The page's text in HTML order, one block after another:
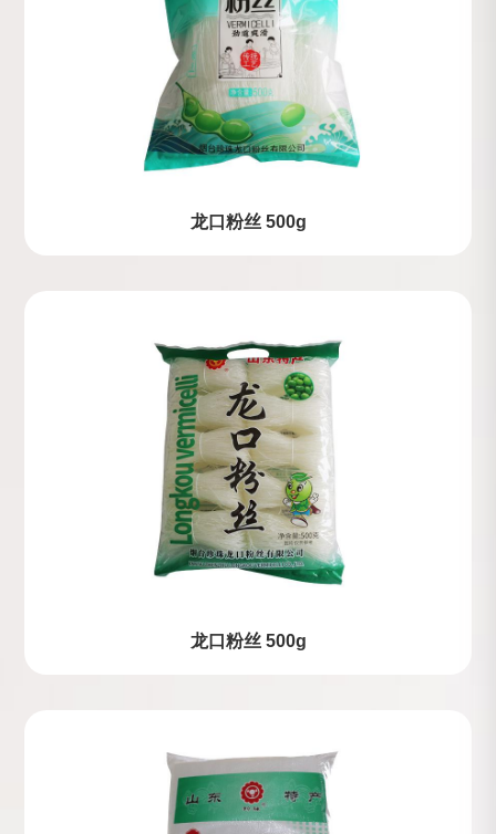
龙口粉丝 500g
龙口粉丝 500g